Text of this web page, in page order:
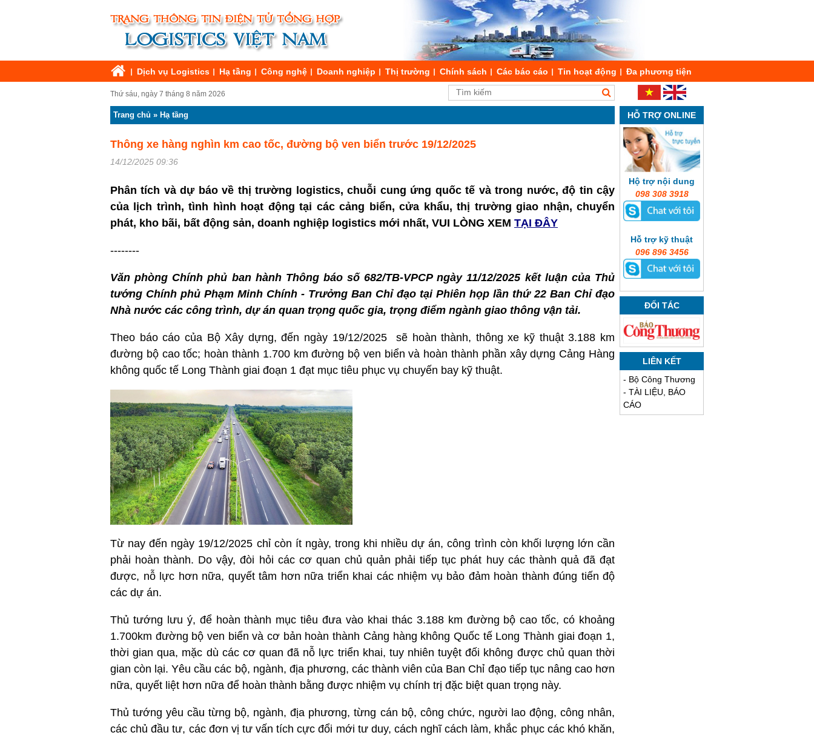
Dịch vụ Logistics Hạ tầng Công nghệ Doanh nghiệp Thị trường Chính sách Các báo cáo Tin hoạt động Đa phương tiện
Thứ sáu, ngày 7 tháng 8 năm 2026
Trang chủ » Hạ tầng
Thông xe hàng nghìn km cao tốc, đường bộ ven biển trước 19/12/2025
14/12/2025 09:36
Phân tích và dự báo về thị trường logistics, chuỗi cung ứng quốc tế và trong nước, độ tin cậy
của lịch trình, tình hình hoạt động tại các cảng biển, cửa khẩu, thị trường giao nhận, chuyển
phát, kho bãi, bất động sản, doanh nghiệp logistics mới nhất, VUI LÒNG XEM TẠI ĐÂY
--------
Văn phòng Chính phủ ban hành Thông báo số 682/TB-VPCP ngày 11/12/2025 kết luận của Thủ
tướng Chính phủ Phạm Minh Chính - Trưởng Ban Chỉ đạo tại Phiên họp lần thứ 22 Ban Chỉ đạo
Nhà nước các công trình, dự án quan trọng quốc gia, trọng điểm ngành giao thông vận tải.
Theo báo cáo của Bộ Xây dựng, đến ngày 19/12/2025 sẽ hoàn thành, thông xe kỹ thuật 3.188 km
đường bộ cao tốc; hoàn thành 1.700 km đường bộ ven biển và hoàn thành phần xây dựng Cảng Hàng
không quốc tế Long Thành giai đoạn 1 đạt mục tiêu phục vụ chuyến bay kỹ thuật.
Từ nay đến ngày 19/12/2025 chỉ còn ít ngày, trong khi nhiều dự án, công trình còn khối lượng lớn cần
phải hoàn thành. Do vậy, đòi hỏi các cơ quan chủ quản phải tiếp tục phát huy các thành quả đã đạt
được, nỗ lực hơn nữa, quyết tâm hơn nữa triển khai các nhiệm vụ bảo đảm hoàn thành đúng tiến độ
các dự án.
Thủ tướng lưu ý, để hoàn thành mục tiêu đưa vào khai thác 3.188 km đường bộ cao tốc, có khoảng
1.700km đường bộ ven biển và cơ bản hoàn thành Cảng hàng không Quốc tế Long Thành giai đoạn 1,
thời gian qua, mặc dù các cơ quan đã nỗ lực triển khai, tuy nhiên tuyệt đối không được chủ quan thời
gian còn lại. Yêu cầu các bộ, ngành, địa phương, các thành viên của Ban Chỉ đạo tiếp tục nâng cao hơn
nữa, quyết liệt hơn nữa để hoàn thành bằng được nhiệm vụ chính trị đặc biệt quan trọng này.
Thủ tướng yêu cầu từng bộ, ngành, địa phương, từng cán bộ, công chức, người lao động, công nhân,
các chủ đầu tư, các đơn vị tư vấn tích cực đổi mới tư duy, cách nghĩ cách làm, khắc phục các khó khăn,
HỖ TRỢ ONLINE
Hộ trợ nội dung
098 308 3918
Hỗ trợ kỹ thuật
096 896 3456
ĐỐI TÁC
LIÊN KẾT
- Bộ Công Thương
- TÀI LIỆU, BÁO
CÁO